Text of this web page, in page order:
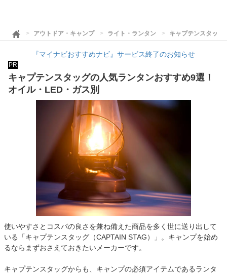
アウトドア・キャンプ ライト・ランタン キャプテンスタッグ
『マイナビおすすめナビ』サービス終了のお知らせ
PR
キャプテンスタッグの人気ランタンおすすめ9選！
オイル・LED・ガス別
使いやすさとコスパの良さを兼ね備えた商品を多く世に送り出して
いる「キャプテンスタッグ（CAPTAIN STAG）」。キャンプを始め
るならまずおさえておきたいメーカーです。
キャプテンスタッグからも、キャンプの必須アイテムであるランタ